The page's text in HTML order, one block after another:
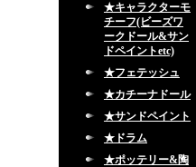
★キャラクターモ
チーフ(ビーズワ
ークドール&サン
ドペイントetc)
★フェテッシュ
★カチーナドール
★サンドペイント
★ドラム
★ポッテリー&陶